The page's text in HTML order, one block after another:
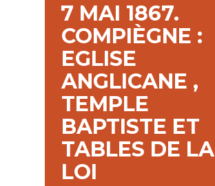
7 MAI 1867.
COMPIÈGNE :
EGLISE
ANGLICANE ,
TEMPLE
BAPTISTE ET
TABLES DE LA
LOI